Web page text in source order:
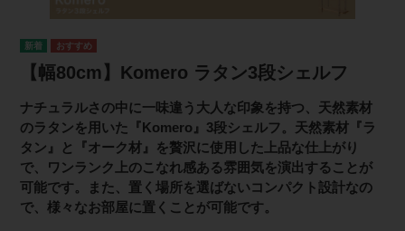
【幅80cm】Komero ラタン3段シェルフ
ナチュラルさの中に一味違う大人な印象を持つ、天然素材
のラタンを用いた『Komero』3段シェルフ。天然素材『ラ
タン』と『オーク材』を贅沢に使用した上品な仕上がり
で、ワンランク上のこなれ感ある雰囲気を演出することが
可能です。また、置く場所を選ばないコンパクト設計なの
で、様々なお部屋に置くことが可能です。